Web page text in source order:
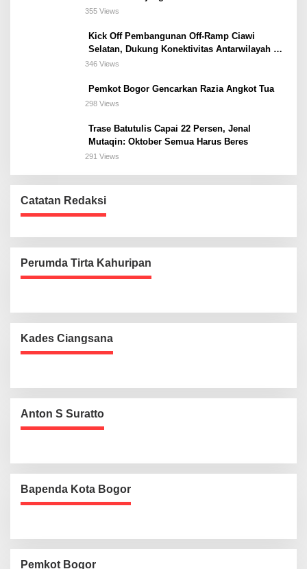
355 Views
Kick Off Pembangunan Off-Ramp Ciawi
Selatan, Dukung Konektivitas Antarwilayah di
Bogor Selatan
346 Views
Pemkot Bogor Gencarkan Razia Angkot Tua
298 Views
Trase Batutulis Capai 22 Persen, Jenal
Mutaqin: Oktober Semua Harus Beres
291 Views
Catatan Redaksi
Perumda Tirta Kahuripan
Kades Ciangsana
Anton S Suratto
Bapenda Kota Bogor
Pemkot Bogor